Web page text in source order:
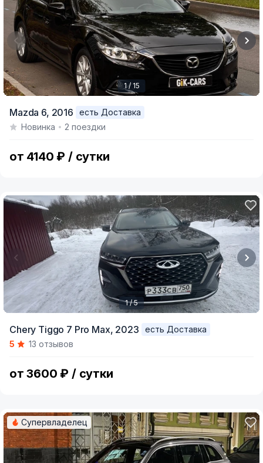
of
1 / 15
Mazda 6, 2016
есть Доставка
Новинка
2 поездки
от 4140 ₽ / сутки
of
1 / 5
Chery Tiggo 7 Pro Max, 2023
есть Доставка
5
13 отзывов
от 3600 ₽ / сутки
Супервладелец